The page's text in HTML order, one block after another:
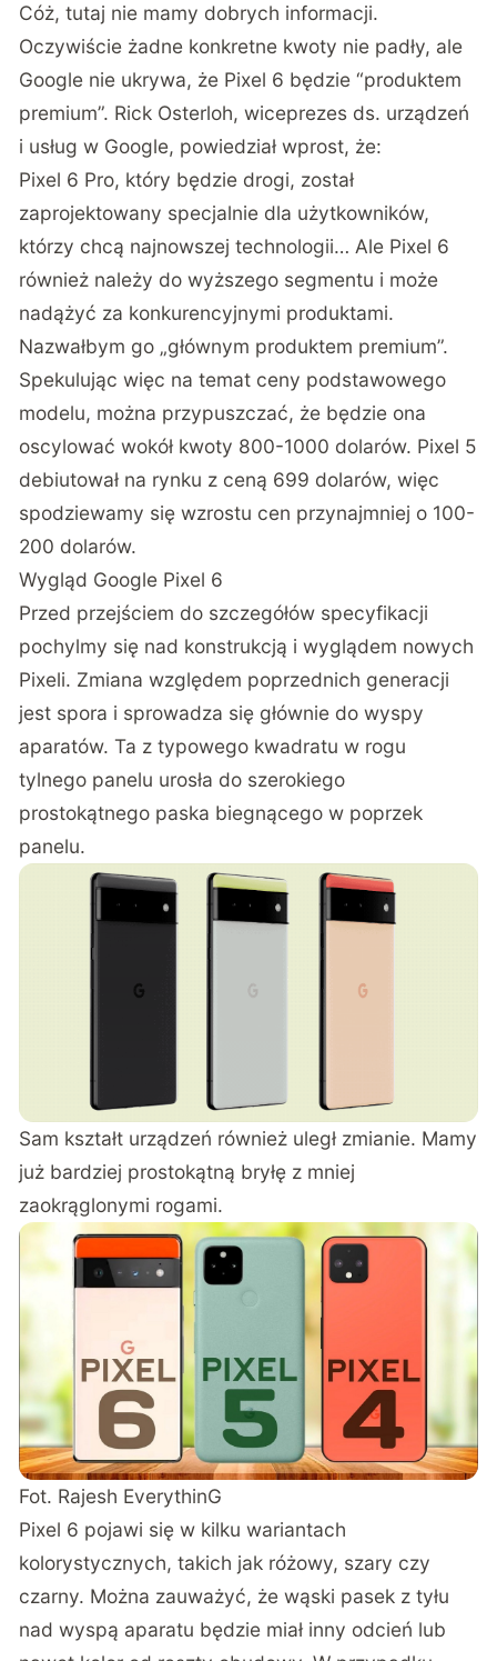
Cóż, tutaj nie mamy dobrych informacji.
Oczywiście żadne konkretne kwoty nie padły, ale
Google nie ukrywa, że Pixel 6 będzie “produktem
premium”. Rick Osterloh, wiceprezes ds. urządzeń
i usług w Google, powiedział wprost, że:
Pixel 6 Pro, który będzie drogi, został
zaprojektowany specjalnie dla użytkowników,
którzy chcą najnowszej technologii… Ale Pixel 6
również należy do wyższego segmentu i może
nadążyć za konkurencyjnymi produktami.
Nazwałbym go „głównym produktem premium”.
Spekulując więc na temat ceny podstawowego
modelu, można przypuszczać, że będzie ona
oscylować wokół kwoty 800-1000 dolarów. Pixel 5
debiutował na rynku z ceną 699 dolarów, więc
spodziewamy się wzrostu cen przynajmniej o 100-
200 dolarów.
Wygląd Google Pixel 6
Przed przejściem do szczegółów specyfikacji
pochylmy się nad konstrukcją i wyglądem nowych
Pixeli. Zmiana względem poprzednich generacji
jest spora i sprowadza się głównie do wyspy
aparatów. Ta z typowego kwadratu w rogu
tylnego panelu urosła do szerokiego
prostokątnego paska biegnącego w poprzek
panelu.
Sam kształt urządzeń również uległ zmianie. Mamy
już bardziej prostokątną bryłę z mniej
zaokrąglonymi rogami.
Fot. Rajesh EverythinG
Pixel 6 pojawi się w kilku wariantach
kolorystycznych, takich jak różowy, szary czy
czarny. Można zauważyć, że wąski pasek z tyłu
nad wyspą aparatu będzie miał inny odcień lub